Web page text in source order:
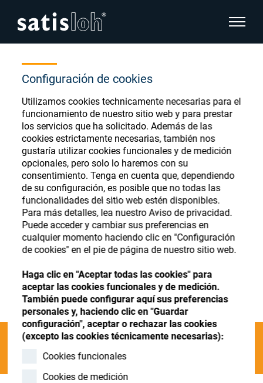
Configuración de cookies
Utilizamos cookies technicamente necesarias para el
funcionamiento de nuestro sitio web y para prestar
los servicios que ha solicitado. Además de las
cookies estrictamente necesarias, también nos
gustaría utilizar cookies funcionales y de medición
opcionales, pero solo lo haremos con su
consentimiento. Tenga en cuenta que, dependiendo
de su configuración, es posible que no todas las
funcionalidades del sitio web estén disponibles.
Para más detalles, lea nuestro Aviso de privacidad.
Puede acceder y cambiar sus preferencias en
cualquier momento haciendo clic en "Configuración
de cookies" en el pie de página de nuestro sitio web.
Haga clic en "Aceptar todas las cookies" para
aceptar las cookies funcionales y de medición.
También puede configurar aquí sus preferencias
personales y, haciendo clic en "Guardar
configuración", aceptar o rechazar las cookies
(excepto las cookies técnicamente necesarias):
Cookies funcionales
Cookies de medición
show
Español
Oftálmica
Óptica de Precisión
Quiénes Somos
Carrera
Recursos
Contacto
Store
hide page navigation
English
Deutsch
汉语
Français
Ophthalmic Consumables
Store
Register or Sign-in to access your accounts
and explore our wide range of ophthalmic
consumables
Register Sign-In